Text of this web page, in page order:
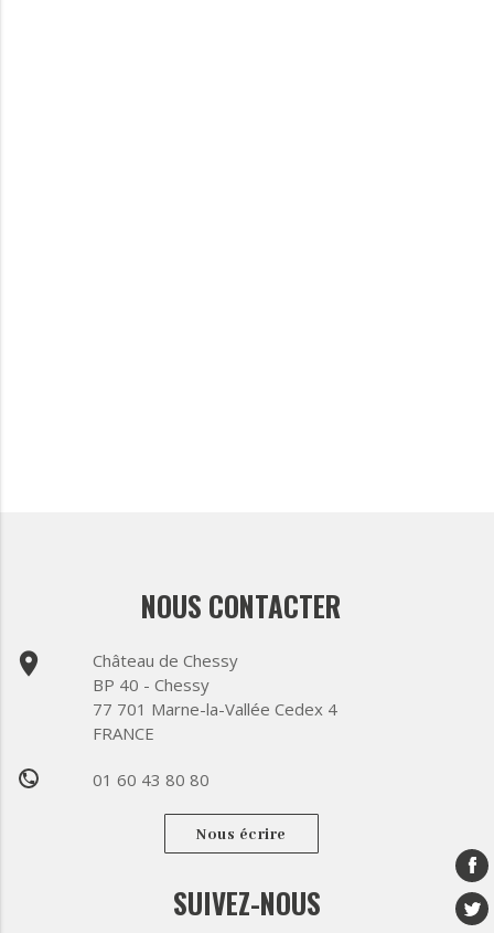
NOUS CONTACTER
place
Château de Chessy
BP 40 - Chessy
77 701 Marne-la-Vallée Cedex 4
FRANCE
phone 01 60 43 80 80
Nous écrire
SUIVEZ-NOUS